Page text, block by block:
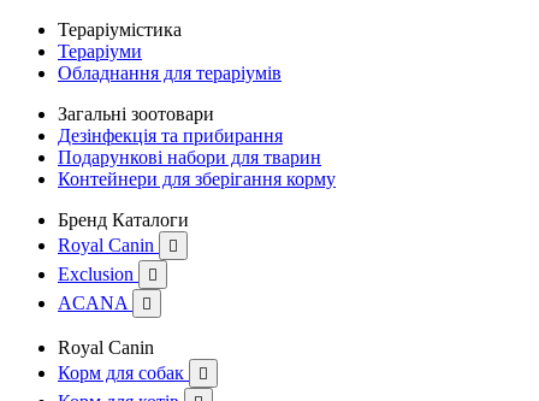
Тераріумістика
Тераріуми
Обладнання для тераріумів
Загальні зоотовари
Дезінфекція та прибирання
Подарункові набори для тварин
Контейнери для зберігання корму
Бренд Каталоги
Royal Canin

Exclusion 
ACANA 
Royal Canin
Корм для собак
